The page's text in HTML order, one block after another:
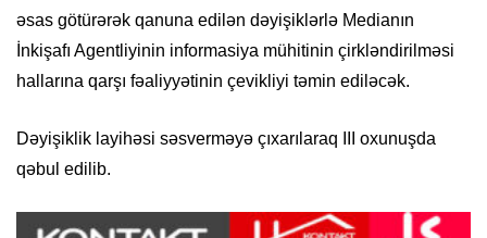
əsas götürərək qanuna edilən dəyişiklərlə Medianın
İnkişafı Agentliyinin informasiya mühitinin çirkləndirilməsi
hallarına qarşı fəaliyyətinin çevikliyi təmin ediləcək.
Dəyişiklik layihəsi səsverməyə çıxarılaraq III oxunuşda
qəbul edilib.